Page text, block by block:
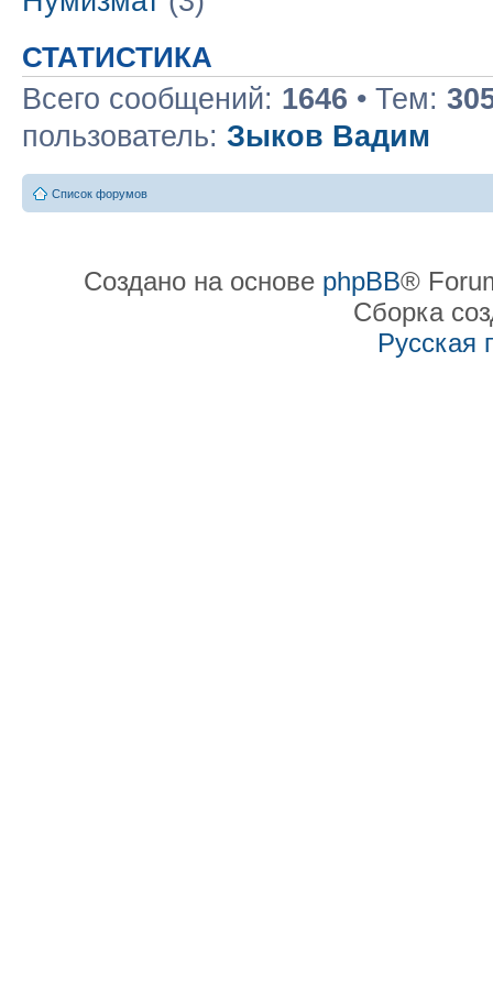
СТАТИСТИКА
Всего сообщений: 1646 • Тем:
пользователь: Зыков Вадим
Список форумов
Создано на основе phpBB®
Сборка
Русская